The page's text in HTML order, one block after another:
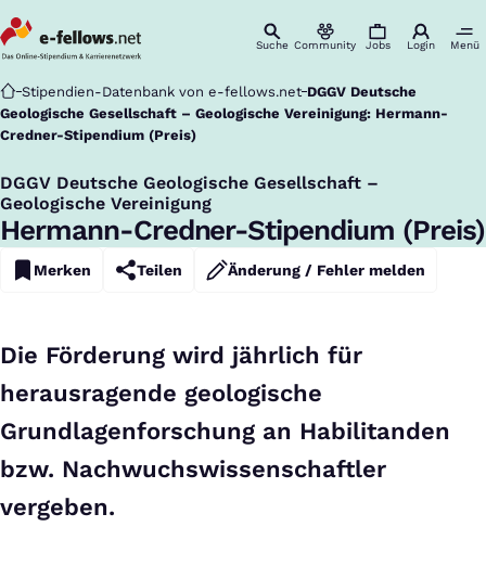
Suche Community Jobs Login Menü
Startseite
Stipendien-Datenbank von e-fellows.net DGGV Deutsche
Geologische Gesellschaft – Geologische Vereinigung: Hermann-
Credner-Stipendium (Preis)
DGGV Deutsche Geologische Gesellschaft –
Geologische Vereinigung
:
Hermann-Credner-Stipendium (Preis)
Merken Teilen Änderung / Fehler melden
Die Förderung wird jährlich für
herausragende geologische
Grundlagenforschung an Habilitanden
bzw. Nachwuchswissenschaftler
vergeben.